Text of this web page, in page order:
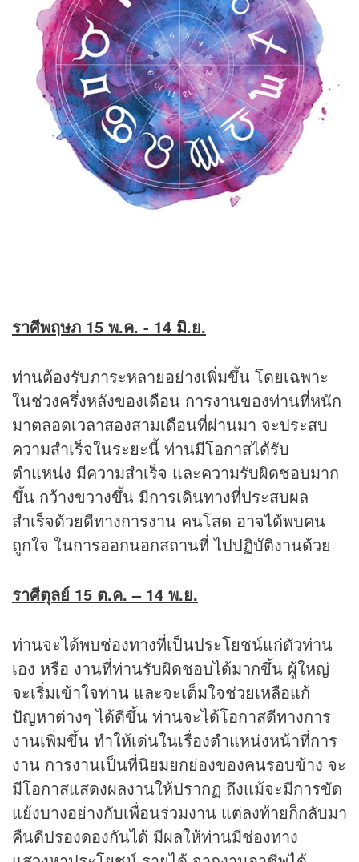
ราศีพฤษภ 15 พ.ค. - 14 มิ.ย.
ท่านต้องรับภาระหลายอย่างเพิ่มขึ้น โดยเฉพาะ
ในช่วงครึ่งหลังของเดือน การงานของท่านที่หนัก
มาตลอดเวลาสองสามเดือนที่ผ่านมา จะประสบ
ความสำเร็จในระยะนี้ ท่านมีโอกาสได้รับ
ตำแหน่ง มีความสำเร็จ และความรับผิดชอบมาก
ขึ้น กว้างขวางขึ้น มีการเดินทางที่ประสบผล
สำเร็จด้วยดีทางการงาน คนโสด อาจได้พบคน
ถูกใจ ในการออกนอกสถานที่ ไปปฏิบัติงานด้วย
ราศีตุลย์ 15 ต.ค. – 14 พ.ย.
ท่านจะได้พบช่องทางที่เป็นประโยชน์แก่ตัวท่าน
เอง หรือ งานที่ท่านรับผิดชอบได้มากขึ้น ผู้ใหญ่
จะเริ่มเข้าใจท่าน และจะเต็มใจช่วยเหลือแก้
ปัญหาต่างๆ ได้ดีขึ้น ท่านจะได้โอกาสดีทางการ
งานเพิ่มขึ้น ทำให้เด่นในเรื่องตำแหน่งหน้าที่การ
งาน การงานเป็นที่นิยมยกย่องของคนรอบข้าง จะ
มีโอกาสแสดงผลงานให้ปรากฏ ถึงแม้จะมีการขัด
แย้งบางอย่างกับเพื่อนร่วมงาน แต่ลงท้ายก็กลับมา
คืนดีปรองดองกันได้ มีผลให้ท่านมีช่องทาง